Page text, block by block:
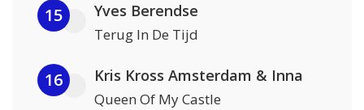
15 Yves Berendse
Terug In De Tijd
16 Kris Kross Amsterdam & Inna
Queen Of My Castle